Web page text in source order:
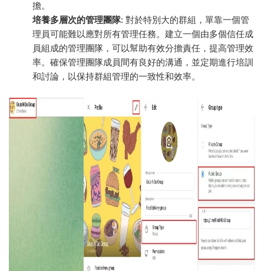
擔。
培養多層次的管理團隊: 對於特別大的群組，單靠一個管
理員可能難以應對所有管理任務。建立一個由多個信任成
員組成的管理團隊，可以幫助有效分擔責任，提高管理效
率。確保管理團隊成員間有良好的溝通，並定期進行培訓
和討論，以保持群組管理的一致性和效率。